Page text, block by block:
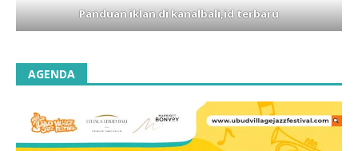
Panduan iklan di kanalbali,id terbaru
AGENDA